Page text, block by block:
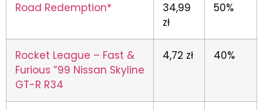
Road Redemption*
34,99
zł
50%
Rocket League – Fast &
Furious ”99 Nissan Skyline
GT-R R34
4,72 zł 40%